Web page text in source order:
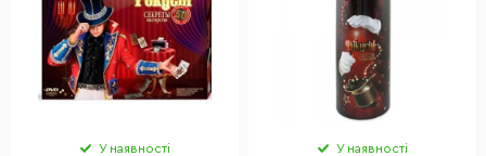
У наявності У наявності